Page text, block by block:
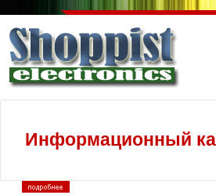
Информационный